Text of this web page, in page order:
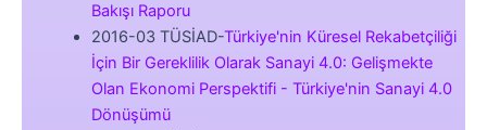
Bakışı Raporu
2016-03 TÜSİAD-Türkiye'nin Küresel Rekabetçiliği
İçin Bir Gereklilik Olarak Sanayi 4.0: Gelişmekte
Olan Ekonomi Perspektifi - Türkiye'nin Sanayi 4.0
Dönüşümü